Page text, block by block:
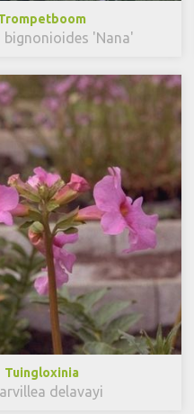
bignonioides 'Nana'
Tuingloxinia
delavayi